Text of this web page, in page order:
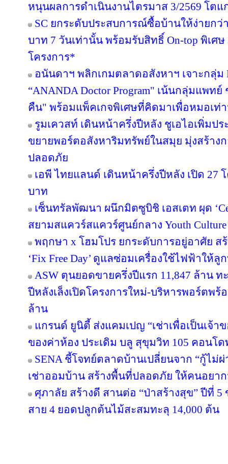
หนุนผลการดำเนินงานไตรมาส 3/2569 โตแ
SC ยกระดับประสบการณ์ซื้อบ้านให้ง่ายกว่
บาท 7 วันเท่านั้น พร้อมรับสิทธิ์ On-top พิเศษ
โครงการ*
อนันดาฯ พลิกเกมตลาดอสังหาฯ เจาะกลุ่ม
“ANANDA Doctor Program" เน้นกลุ่มแพท
คืน" พร้อมแพ็คเกจพิเศษที่คิดมาเพื่อหมอเท่
รูมเควสท์ เดินหน้าครึ่งปีหลัง ชูเอไอเพิ่มป
ขยายพอร์ตอสังหาริมทรัพย์ในสมุย มุ่งสร้าง
ปลอดภัย
เอพี ไทยแลนด์ เดินหน้าครึ่งปีหลัง เปิด 27
บาท
เซ็นทรัลพัฒนา ผนึกมิตซูบิชิ เอสเตท ผุด
สยามสแควร์สแควร์ศูนย์กลาง Youth
พฤกษา x โฮมโปร ยกระดับการอยู่อาศัย สร้า
‘Fix Free Day’ ดูแลซ่อมเครื่องใช้ไฟฟ้าให้
ASW ตุนยอดขายครึ่งปีแรก 11,847 ล้าน ท
ปีหลังเล็งเปิดโครงการใหม่-บริหารพอร์ตพร้
ล้าน
แกรนด์ ยูนิตี้ ส่งแคมเปญ “เช่าเพื่อเป็นเจ้า
ของค่าห้อง ประเดิม บลู สุขุมวิท 105 คอนโ
SENA ชี้โจทย์ตลาดบ้านเปลี่ยนจาก “กู้ไม่
เช่าออมบ้าน สร้างพื้นที่ปลอดภัย ให้คนอยา
ศุภาลัย สร้างดี สานต่อ “ป่าสร้างสุข” ปีที่
สาย 4 ยอดปลูกต้นไม้สะสมทะลุ 14,000 ต้น